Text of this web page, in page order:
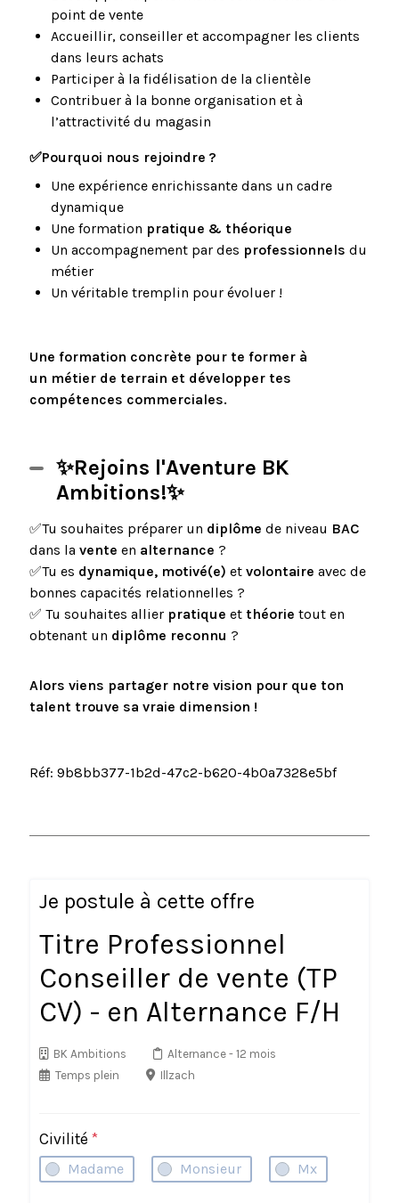
point de vente
Accueillir, conseiller et accompagner les clients
dans leurs achats
Participer à la fidélisation de la clientèle
Contribuer à la bonne organisation et à
l’attractivité du magasin
✅Pourquoi nous rejoindre ?
Une expérience enrichissante dans un cadre
dynamique
Une formation pratique & théorique
Un accompagnement par des professionnels du
métier
Un véritable tremplin pour évoluer !
Une formation concrète pour te former à
un métier de terrain et développer tes
compétences commerciales.
✨Rejoins l'Aventure BK
Ambitions!✨
✅Tu souhaites préparer un diplôme de niveau BAC
dans la vente en alternance ?
✅Tu es dynamique, motivé(e) et volontaire avec de
bonnes capacités relationnelles ?
✅ Tu souhaites allier pratique et théorie tout en
obtenant un diplôme reconnu ?
Alors viens partager notre vision pour que ton
talent trouve sa vraie dimension !
Réf: 9b8bb377-1b2d-47c2-b620-4b0a7328e5bf
Je postule à cette offre
Titre Professionnel
Conseiller de vente (TP
CV) - en Alternance F/H
BK Ambitions Alternance - 12 mois
Temps plein
Illzach
Civilité *
Madame Monsieur Mx